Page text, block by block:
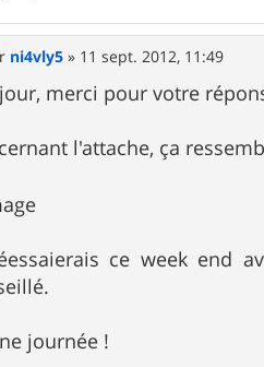
ni4vly5 » 11 sept. 2012, 11:49
merci pour votre
l'attache, ça
ce week end
journée !